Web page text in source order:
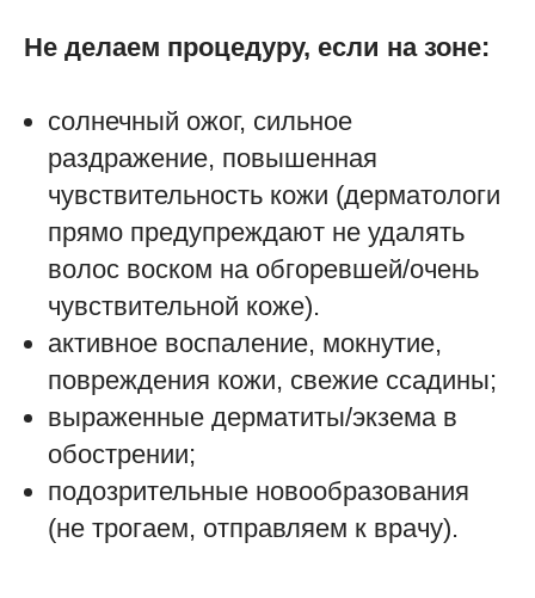
Не делаем процедуру, если на зоне:
солнечный ожог, сильное
раздражение, повышенная
чувствительность кожи (дерматологи
прямо предупреждают не удалять
волос воском на обгоревшей/очень
чувствительной коже).
активное воспаление, мокнутие,
повреждения кожи, свежие ссадины;
выраженные дерматиты/экзема в
обострении;
подозрительные новообразования
(не трогаем, отправляем к врачу).